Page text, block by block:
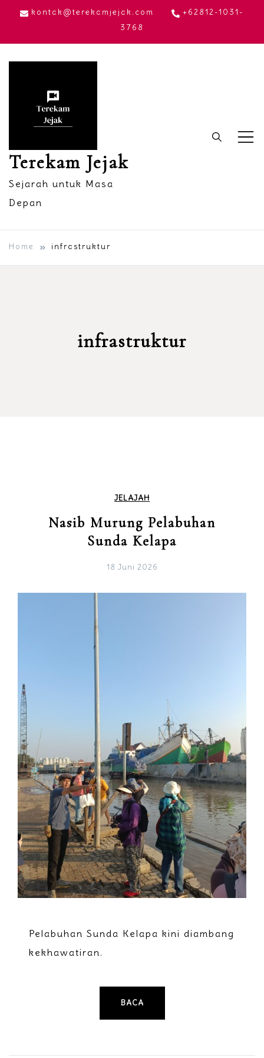
Skip
content
kontak@terekamjejak.com
+62812-1031-
3768
Terekam Jejak
Sejarah untuk Masa
Depan
Home infrastruktur
infrastruktur
JELAJAH
Nasib Murung Pelabuhan
Sunda Kelapa
18 Juni 2026
Pelabuhan Sunda Kelapa kini diambang
kekhawatiran.
BACA